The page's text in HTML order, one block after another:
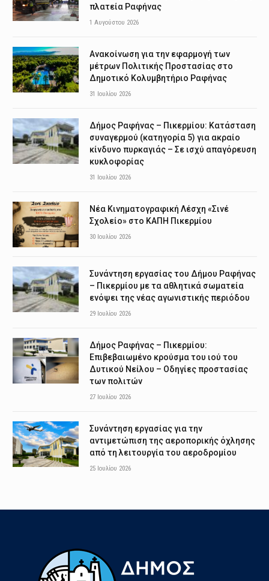
πλατεία Ραφήνας
1 Αυγούστου 2026
Ανακοίνωση για την εφαρμογή των
μέτρων Πολιτικής Προστασίας στο
Δημοτικό Κολυμβητήριο Ραφήνας
31 Ιουλίου 2026
Δήμος Ραφήνας – Πικερμίου: Κατάσταση
συναγερμού (κατηγορία 5) για ακραίο
κίνδυνο πυρκαγιάς – Σε ισχύ απαγόρευση
κυκλοφορίας
31 Ιουλίου 2026
Νέα Κινηματογραφική Λέσχη «Σινέ
Σχολείο» στο ΚΑΠΗ Πικερμίου
30 Ιουλίου 2026
Συνάντηση εργασίας του Δήμου Ραφήνας
– Πικερμίου με τα αθλητικά σωματεία
ενόψει της νέας αγωνιστικής περιόδου
29 Ιουλίου 2026
Δήμος Ραφήνας – Πικερμίου:
Επιβεβαιωμένο κρούσμα του ιού του
Δυτικού Νείλου – Οδηγίες προστασίας
των πολιτών
27 Ιουλίου 2026
Συνάντηση εργασίας για την
αντιμετώπιση της αεροπορικής όχλησης
από τη λειτουργία του αεροδρομίου
25 Ιουλίου 2026